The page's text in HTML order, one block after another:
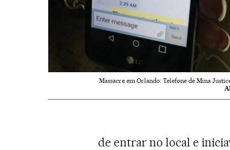
Massacre em Orlando: Telefone de Mina
de entrar no local e